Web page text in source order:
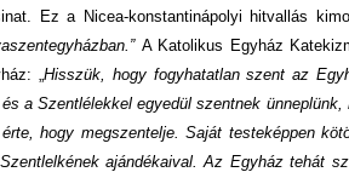
Ez a Nicea-konstantinápolyi hitvallás
A Katolikus Egyház
„ Hisszük, hogy fogyhatatlan szent az
a Szentlélekkel egyedül szentnek
hogy megszentelje. Saját testeképpen
ajándékaival. Az Egyház tehát